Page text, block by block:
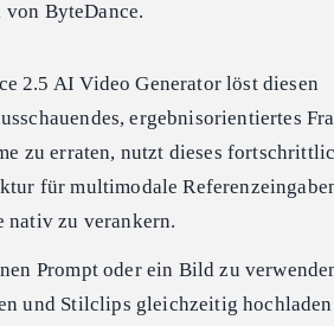
von ByteDance.
2.5 AI Video Generator löst diesen
ergebnisorientiertes
zu erraten, nutzt dieses
für multimodale
nativ zu verankern.
Prompt oder ein Bild zu
und Stilclips gleichzeitig